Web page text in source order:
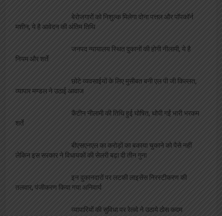
बेरोजगारों को निशुल्क मिलेगा दोना पत्तल और पॉपकॉर्न
मशीन, ये है आवेदन की अंतिम तिथि
जनपद न्यायालय स्थित दुकानों की होगी नीलामी, ये है
नियम और शर्ते
छोटे व्यवसाईयों के लिए मुसीबत बनी एल पी जी किल्लत,
व्यापार मण्डल ने उठाई आवाज
कैंटीन नीलामी की तिथि हुई घोषित, थोपी गईं भारी भरकम
शर्ते
बीएसएनएल का करोड़ों का बकाया चुकाने को पैसे नहीं
लेकिन इस सरकार ने विधायकों की सेलरी बढ़ा दी तीन गुना
इन दुकानदारों पर लटकी लाइसेंस निरस्टीकरण की
तलवार, पंजीकरण किया गया अनिवार्य
व्यापारियों की सुविधा पर रेलवे ने उठाये ठोस कदम